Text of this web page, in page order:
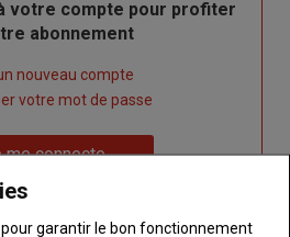
votre compte pour profiter
abonnement
nouveau compte
votre mot de passe
me connecte
garantir le bon fonctionnement